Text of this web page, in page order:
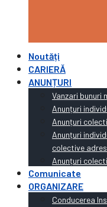
Noutăți
CARIERĂ
ANUNȚURI
Vanzari bunuri
Anunțuri
Anunțuri
Anunțuri
colective
Anunțuri
Comunicate
ORGANIZARE
Conducerea